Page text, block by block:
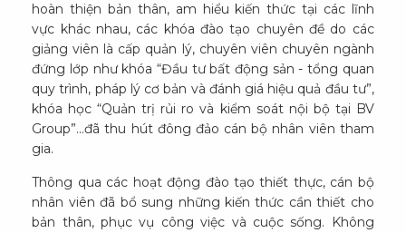
hoàn thiện bản thân, am hiểu kiến thức tại các lĩnh
vực khác nhau, các khóa đào tạo chuyên đề do các
giảng viên là cấp quản lý, chuyên viên chuyên ngành
đứng lớp như khóa “Đầu tư bất động sản - tổng quan
quy trình, pháp lý cơ bản và đánh giá hiệu quả đầu tư”,
khóa học “Quản trị rủi ro và kiểm soát nội bộ tại BV
Group”…đã thu hút đông đảo cán bộ nhân viên tham
gia.
Thông qua các hoạt động đào tạo thiết thực, cán bộ
nhân viên đã bổ sung những kiến thức cần thiết cho
bản thân, phục vụ công việc và cuộc sống. Không